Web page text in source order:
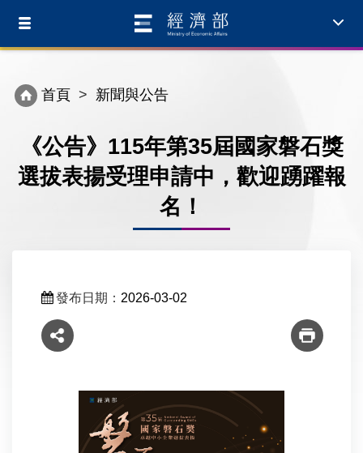
Toggle
首頁 新聞與公告
《公告》115年第35屆國家磐石獎
選拔表揚受理申請中，歡迎踴躍報
名！
發布日期： 2026-03-02